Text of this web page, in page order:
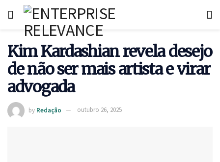
Kim Kardashian revela desejo
de não ser mais artista e virar
advogada
by Redação outubro 26, 2025